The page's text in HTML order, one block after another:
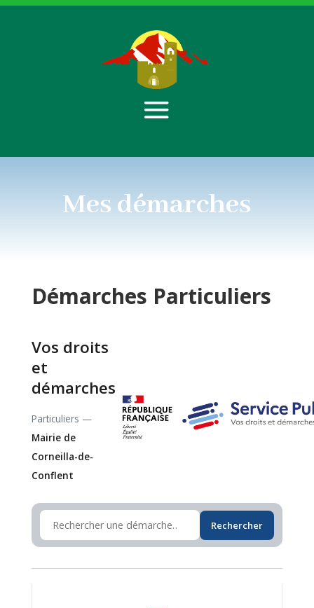
Mes démarches
Démarches Particuliers
Vos droits
et
démarches
Particuliers —
Mairie de
Corneilla-de-
Conflent
Rechercher